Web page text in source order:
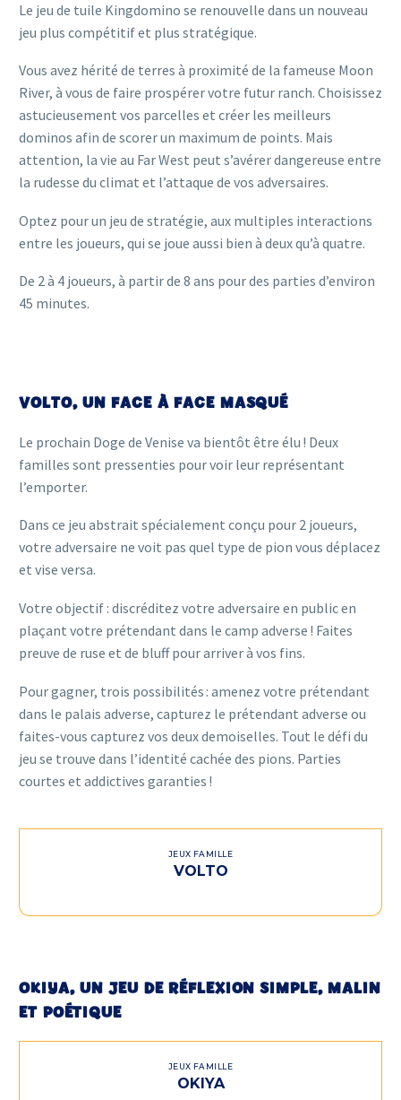
Le jeu de tuile Kingdomino se renouvelle dans un nouveau
jeu plus compétitif et plus stratégique.
Vous avez hérité de terres à proximité de la fameuse Moon
River, à vous de faire prospérer votre futur ranch. Choisissez
astucieusement vos parcelles et créer les meilleurs
dominos afin de scorer un maximum de points. Mais
attention, la vie au Far West peut s’avérer dangereuse entre
la rudesse du climat et l’attaque de vos adversaires.
Optez pour un jeu de stratégie, aux multiples interactions
entre les joueurs, qui se joue aussi bien à deux qu’à quatre.
De 2 à 4 joueurs, à partir de 8 ans pour des parties d’environ
45 minutes.
VOLTO, UN FACE À FACE MASQUÉ
Le prochain Doge de Venise va bientôt être élu ! Deux
familles sont pressenties pour voir leur représentant
l’emporter.
Dans ce jeu abstrait spécialement conçu pour 2 joueurs,
votre adversaire ne voit pas quel type de pion vous déplacez
et vise versa.
Votre objectif : discréditez votre adversaire en public en
plaçant votre prétendant dans le camp adverse ! Faites
preuve de ruse et de bluff pour arriver à vos fins.
Pour gagner, trois possibilités : amenez votre prétendant
dans le palais adverse, capturez le prétendant adverse ou
faites-vous capturez vos deux demoiselles. Tout le défi du
jeu se trouve dans l’identité cachée des pions. Parties
courtes et addictives garanties !
JEUX FAMILLE
VOLTO
OKIYA, UN JEU DE RÉFLEXION SIMPLE, MALIN
ET POÉTIQUE
JEUX FAMILLE
OKIYA